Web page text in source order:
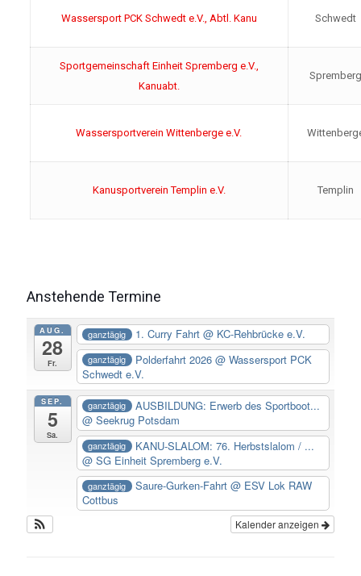
Wassersport PCK Schwedt e.V., Abtl. Kanu Schwedt
Sportgemeinschaft Einheit Spremberg e.V.,
Kanuabt.
Spremberg
Wassersportverein Wittenberge e.V.
Kanusportverein Templin e.V. Templin
Anstehende Termine
AUG.
28
Fr.
ganztägig 1. Curry Fahrt@ KC-Rehbrücke e.V.
ganztägig Polderfahrt 2026@ Wassersport PCK
Schwedt e.V.
SEP.
5
Sa.
ganztägig
AUSBILDUNG: Erwerb des Sportboot...
@ Seekrug Potsdam
ganztägig
KANU-SLALOM: 76. Herbstslalom / ...
@ SG Einheit Spremberg e.V.
ganztägig Saure-Gurken-Fahrt@ ESV Lok RAW
Cottbus
Kalender anzeigen